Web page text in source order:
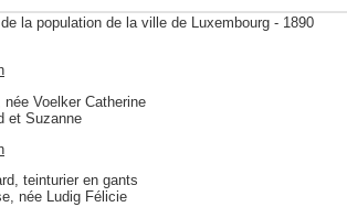
la population de la ville de Luxembourg - 1890
Voelker Catherine
et Suzanne
teinturier en gants
née Ludig Félicie